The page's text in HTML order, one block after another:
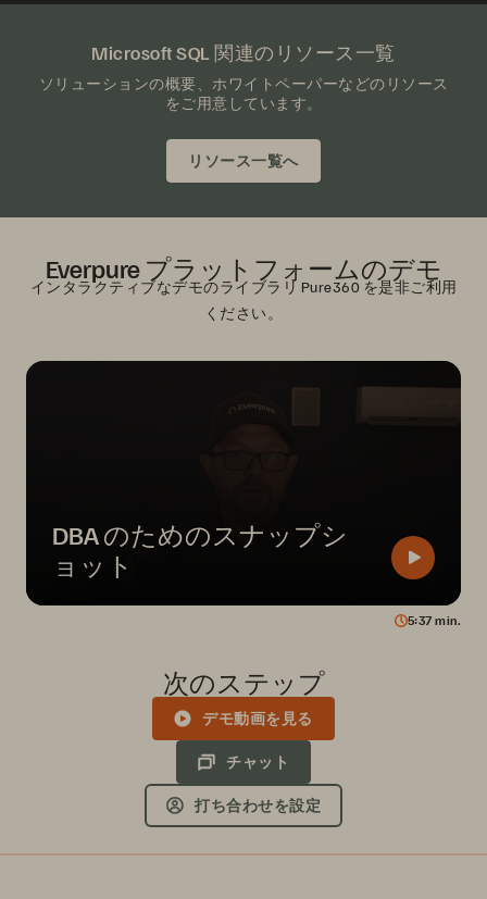
Microsoft SQL 関連のリソース一覧
ソリューションの概要、ホワイトペーパーなどのリソース
をご用意しています。
リソース一覧へ
Everpure プラットフォームのデモ
インタラクティブなデモのライブラリ Pure360 を是非ご利用
ください。
DBA のためのスナップシ
ョット
5 37 min.
次のステップ
デモ動画を見る
チャット
打ち合わせを設定